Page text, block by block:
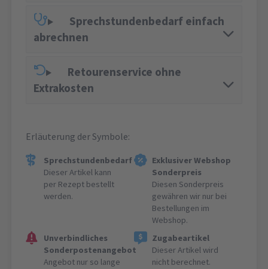
Sprechstundenbedarf einfach
abrechnen
Retourenservice ohne
Extrakosten
Erläuterung der Symbole:
Sprechstundenbedarf
Dieser Artikel kann
per Rezept bestellt
werden.
Exklusiver Webshop
Sonderpreis
Diesen Sonderpreis
gewähren wir nur bei
Bestellungen im
Webshop.
Unverbindliches
Sonderpostenangebot
Angebot nur so lange
Zugabeartikel
Dieser Artikel wird
nicht berechnet.